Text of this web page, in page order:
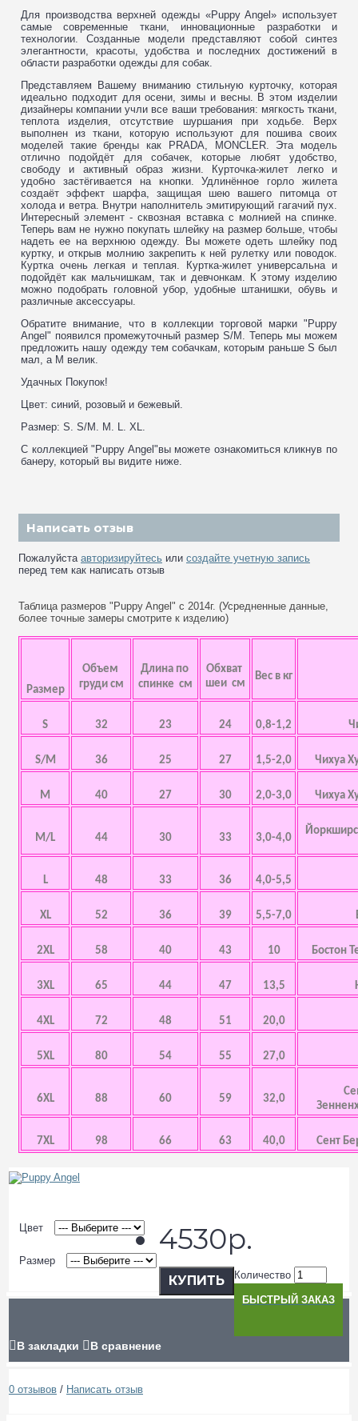
Для производства верхней одежды «Puppy Angel» использует
самые современные ткани, инновационные разработки и
технологии. Созданные модели представляют собой синтез
элегантности, красоты, удобства и последних достижений в
области разработки одежды для собак.
Представляем Вашему вниманию стильную курточку, которая
идеально подходит для осени, зимы и весны. В этом изделии
дизайнеры компании учли все ваши требования: мягкость ткани,
теплота изделия, отсутствие шуршания при ходьбе. Верх
выполнен из ткани, которую используют для пошива своих
моделей такие бренды как PRADA, MONCLER. Эта модель
отлично подойдёт для собачек, которые любят удобство,
свободу и активный образ жизни. Курточка-жилет легко и
удобно застёгивается на кнопки. Удлинённое горло жилета
создаёт эффект шарфа, защищая шею вашего питомца от
холода и ветра. Внутри наполнитель эмитирующий гагачий пух.
Интересный элемент - сквозная вставка с молнией на спинке.
Теперь вам не нужно покупать шлейку на размер больше, чтобы
надеть ее на верхнюю одежду. Вы можете одеть шлейку под
куртку, и открыв молнию закрепить к ней рулетку или поводок.
Куртка очень легкая и теплая. Куртка-жилет универсальна и
подойдёт как мальчишкам, так и девчонкам. К этому изделию
можно подобрать головной убор, удобные штанишки, обувь и
различные аксессуары.
Обратите внимание, что в коллекции торговой марки "Puppy
Angel" появился промежуточный размер S/M. Теперь мы можем
предложить нашу одежду тем собачкам, которым раньше S был
мал, а M велик.
Удачных Покупок!
Цвет: синий, розовый и бежевый.
Размер: S. S/M. M. L. XL.
С коллекцией "Puppy Angel"вы можете ознакомиться кликнув по
банеру, который вы видите ниже.
Написать отзыв
Пожалуйста авторизируйтесь или создайте учетную запись
перед тем как написать отзыв
Таблица размеров "Puppy Angel" с 2014г. (Усредненные данные,
более точные замеры смотрите к изделию)
Размер
Объем
груди см
Длина по
спинке см
Обхват
шеи см
Вес в кг
S 32 23 24 0,8-1,2
S/M 36 25 27 1,5-2,0 Чихуа
M 40 27 30 2,0-3,0 Чихуа
M/L 44 30 33 3,0-4,0
L 48 33 36 4,0-5,5
XL 52 36 39 5,5-7,0
2XL 58 40 43 10 Бостон
3XL 65 44 47 13,5
4XL 72 48 51 20,0
5XL 80 54 55 27,0
6XL 88 60 59 32,0
7XL 98 66 63 40,0 Сент
Цвет
Размер
4530р.
Количество
КУПИТЬ
БЫСТРЫЙ ЗАКАЗ
В закладки В сравнение
0 отзывов / Написать отзыв